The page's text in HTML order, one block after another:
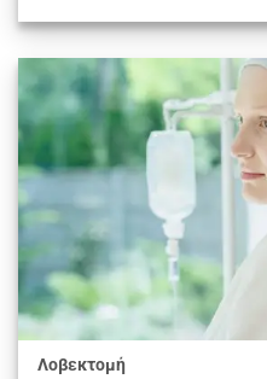
Λοβεκτομή